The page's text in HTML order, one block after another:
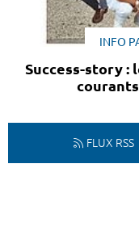
INFO
Success-story :
FLUX RSS